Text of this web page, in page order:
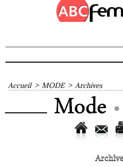
Accueil > MODE > Archives